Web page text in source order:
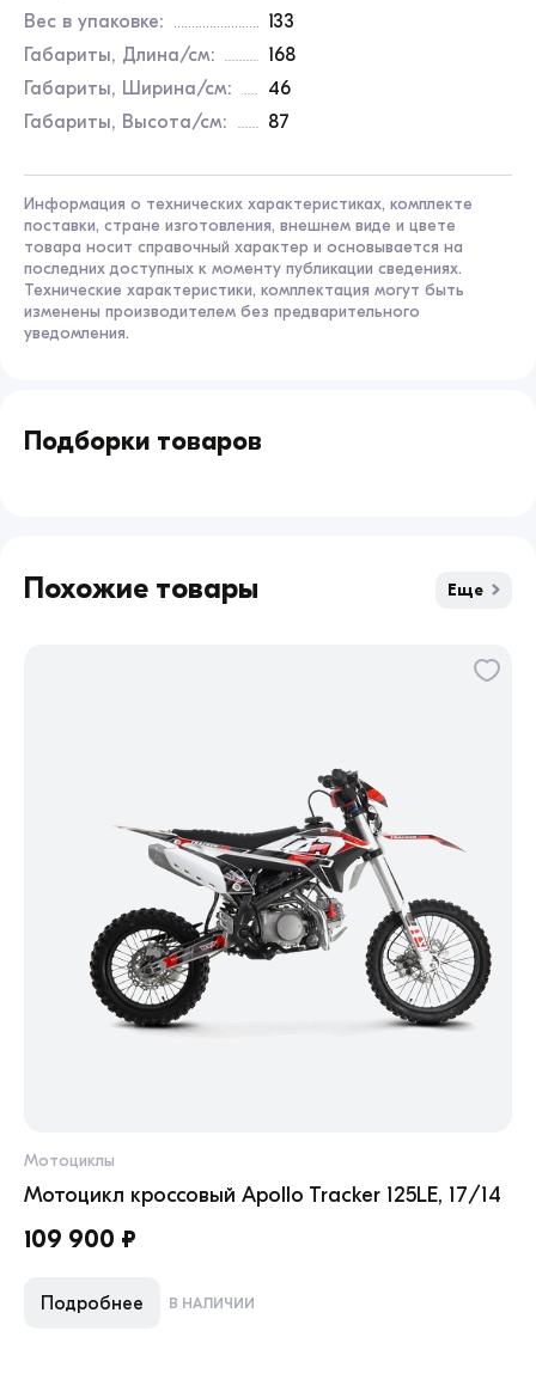
Вес в упаковке:
133
Габариты, Длина/см:
168
Габариты, Ширина/см:
46
Габариты, Высота/см:
87
Информация о технических характеристиках, комплекте
поставки, стране изготовления, внешнем виде и цвете
товара носит справочный характер и основывается на
последних доступных к моменту публикации сведениях.
Технические характеристики, комплектация могут быть
изменены производителем без предварительного
уведомления.
Подборки товаров
Похожие товары Еще
Мотоциклы
Мотоцикл кроссовый Apollo Tracker 125LE, 17/14
109 900 ₽
Подробнее В НАЛИЧИИ